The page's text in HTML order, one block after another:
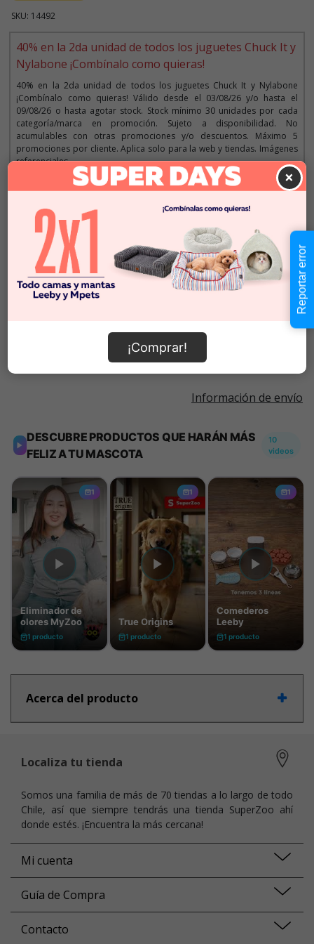
SKU: 14492
40% en la 2da unidad de todos los juguetes Chuck It y
Nylabone ¡Combínalo como quieras!
40% en la 2da unidad de todos los juguetes Chuck It y Nylabone
¡Combínalo como quieras! Válido desde el 03/08/26 y/o hasta el
09/08/26 o hasta agotar stock. Stock mínimo 30 unidades por cada
categoría/marca en promoción. Sujeto a disponibilidad. No
acumulables con otras promociones y/o descuentos. Máximo 5
promociones por cliente. Aplica solo para la web y tiendas. Imágenes
referenciales.
Descripción
Cantidad:
- +
$11.990
En Stock
Añadir al carrito
Información de envío
Acerca del producto
×
¡Comprar!
Localiza tu tienda
Somos una familia de más de 70 tiendas a lo largo de todo
Chile, así que siempre tendrás una tienda SuperZoo ahí
donde estés. ¡Encuentra la más cercana!
Mi cuenta
Guía de Compra
Contacto
Reportar error